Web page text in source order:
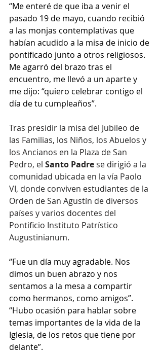
“Me enteré de que iba a venir el
pasado 19 de mayo, cuando recibió
a las monjas contemplativas que
habían acudido a la misa de inicio de
pontificado junto a otros religiosos.
Me agarró del brazo tras el
encuentro, me llevó a un aparte y
me dijo: “quiero celebrar contigo el
día de tu cumpleaños”.
Tras presidir la misa del Jubileo de
las Familias, los Niños, los Abuelos y
los Ancianos en la Plaza de San
Pedro, el Santo Padre se dirigió a la
comunidad ubicada en la vía Paolo
VI, donde conviven estudiantes de la
Orden de San Agustín de diversos
países y varios docentes del
Pontificio Instituto Patrístico
Augustinianum.
“Fue un día muy agradable. Nos
dimos un buen abrazo y nos
sentamos a la mesa a compartir
como hermanos, como amigos”.
“Hubo ocasión para hablar sobre
temas importantes de la vida de la
Iglesia, de los retos que tiene por
delante”.